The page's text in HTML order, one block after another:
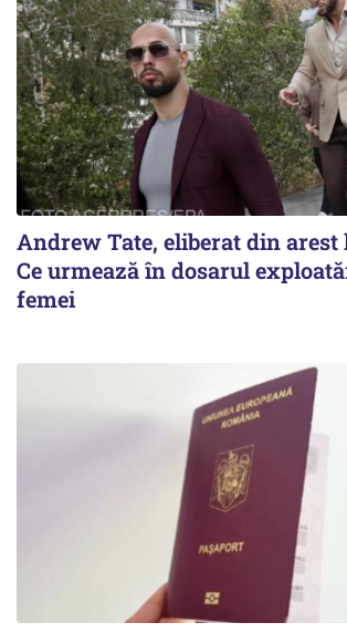
Andrew Tate, eliberat din
Ce urmează în dosarul
femei